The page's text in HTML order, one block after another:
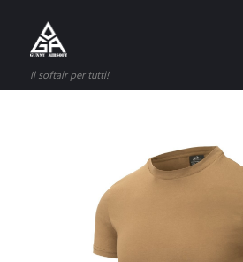
Il softair per tutti!